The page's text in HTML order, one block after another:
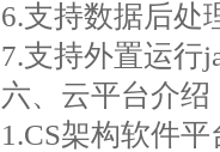
6.支持数据后处
7.支持外置运行
六、云平台介绍
1.CS架构软件